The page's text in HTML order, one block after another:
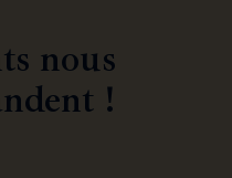
nous
!